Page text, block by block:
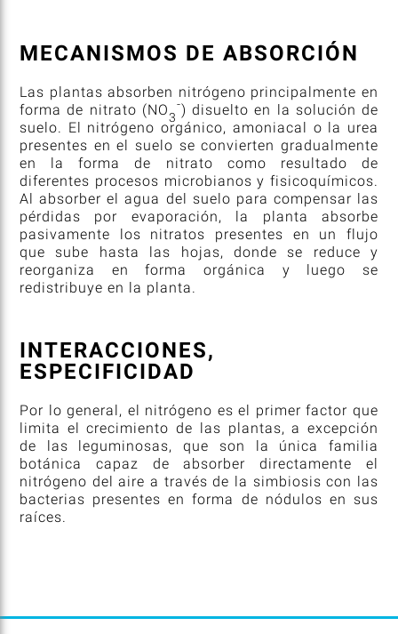
MECANISMOS DE ABSORCIÓN
Las plantas absorben nitrógeno principalmente en
forma de nitrato (NO3
-) disuelto en la solución de
suelo. El nitrógeno orgánico, amoniacal o la urea
presentes en el suelo se convierten gradualmente
en la forma de nitrato como resultado de
diferentes procesos microbianos y fisicoquímicos.
Al absorber el agua del suelo para compensar las
pérdidas por evaporación, la planta absorbe
pasivamente los nitratos presentes en un flujo
que sube hasta las hojas, donde se reduce y
reorganiza en forma orgánica y luego se
redistribuye en la planta.
INTERACCIONES,
ESPECIFICIDAD
Por lo general, el nitrógeno es el primer factor que
limita el crecimiento de las plantas, a excepción
de las leguminosas, que son la única familia
botánica capaz de absorber directamente el
nitrógeno del aire a través de la simbiosis con las
bacterias presentes en forma de nódulos en sus
raíces.